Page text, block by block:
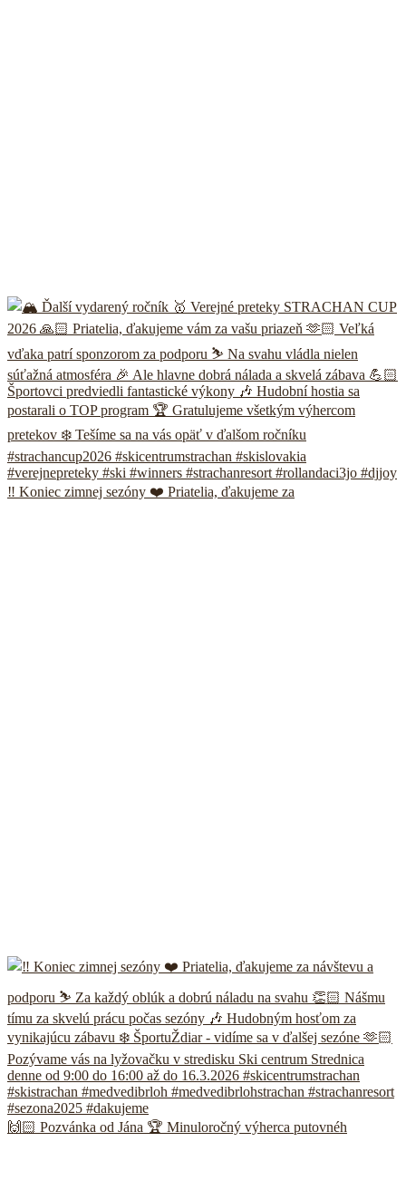
‼️ Koniec zimnej sezóny ❤️ Priatelia, ďakujeme za
🙌🏻 Pozvánka od Jána 🏆 Minuloročný výherca putovnéh